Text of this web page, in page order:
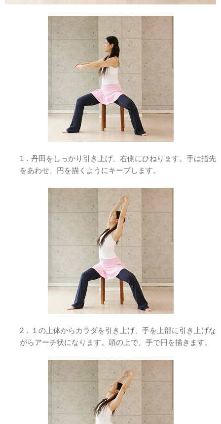
1．丹田をしっかり引き上げ、右側にひねります。手は指先
をあわせ、円を描くようにキープします。
2．１の上体からカラダを引き上げ、手を上部に引き上げな
がらアーチ状になります。頭の上で、手で円を描きます。